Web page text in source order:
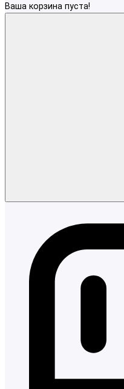
Ваша корзина пуста!